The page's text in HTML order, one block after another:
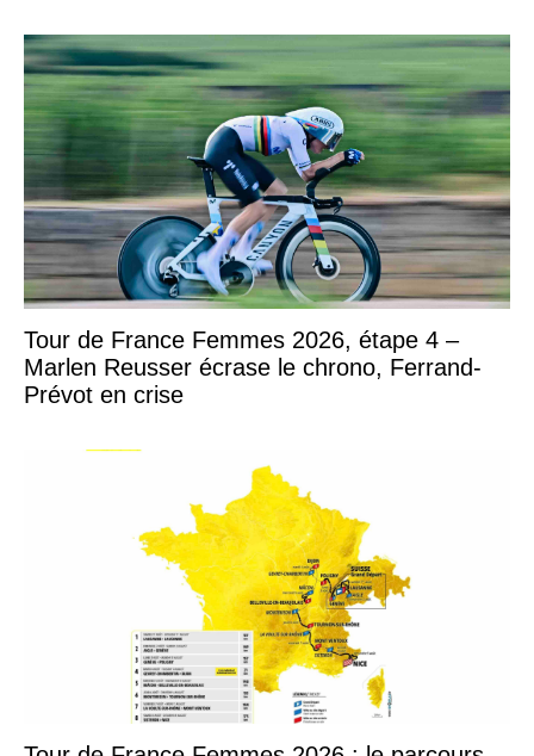
Tour de France Femmes 2026, étape 4 –
Marlen Reusser écrase le chrono, Ferrand-
Prévot en crise